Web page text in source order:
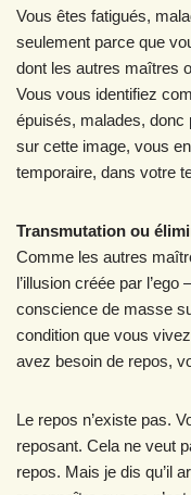
Vous êtes fatigués,
seulement parce que
dont les autres maîtres
Vous vous identifiez
épuisés, malades, donc
sur cette image, vous
temporaire, dans votre
Transmutation ou
Comme les autres
l’illusion créée par l’ego
conscience de masse
condition que vous
avez besoin de repos,
Le repos n’existe pas.
reposant. Cela ne veut
repos. Mais je dis qu’il